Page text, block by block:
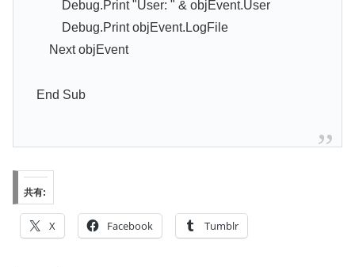
Debug.Print "User: " & objEvent.User
Debug.Print objEvent.LogFile
Next objEvent
End Sub
共有:
X Facebook Tumblr